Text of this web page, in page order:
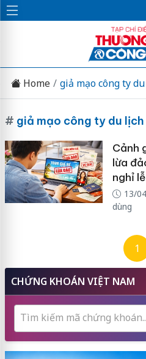
Home giả mạo công ty du
# giả mạo công ty du lịch
Cảnh
lừa
nghỉ
13/
dùng
1
CHỨNG KHOÁN VIỆT NAM
Tìm kiếm mã chứng